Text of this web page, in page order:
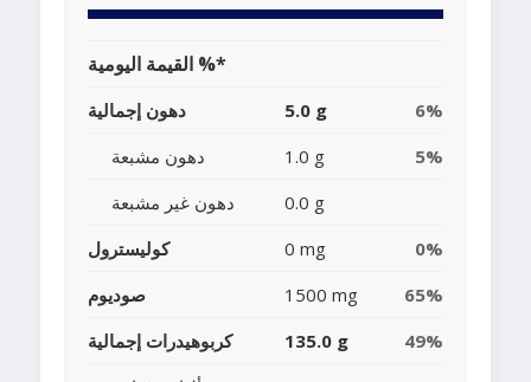
القيمة اليومية %*
دهون إجمالية 5.0 g
6%
دهون مشبعة
1.0 g
5%
دهون غير مشبعة
0.0 g
كوليسترول
0 mg
0%
صوديوم
1500 mg
65%
كربوهيدرات إجمالية
135.0 g
49%